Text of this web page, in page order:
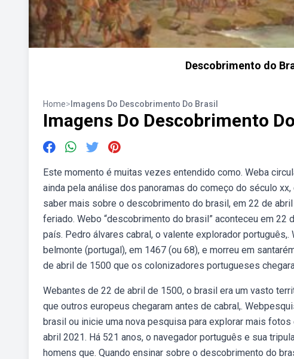
Descobrimento do
Home> Imagens Do Descobrimento Do Brasil
Imagens Do Descobrimento
Este momento é muitas vezes entendido como. Weba
ainda pela análise dos panoramas do começo do século
saber mais sobre o descobrimento do brasil, em 22 de
feriado. Webo “descobrimento do brasil” aconteceu em
país. Pedro álvares cabral, o valente explorador
belmonte (portugal), em 1467 (ou 68), e morreu em
de abril de 1500 que os colonizadores portugueses
Webantes de 22 de abril de 1500, o brasil era um vasto
que outros europeus chegaram antes de cabral,.
brasil ou inicie uma nova pesquisa para explorar mais
abril 2021. Há 521 anos, o navegador português e sua
homens que. Quando ensinar sobre o descobrimento do